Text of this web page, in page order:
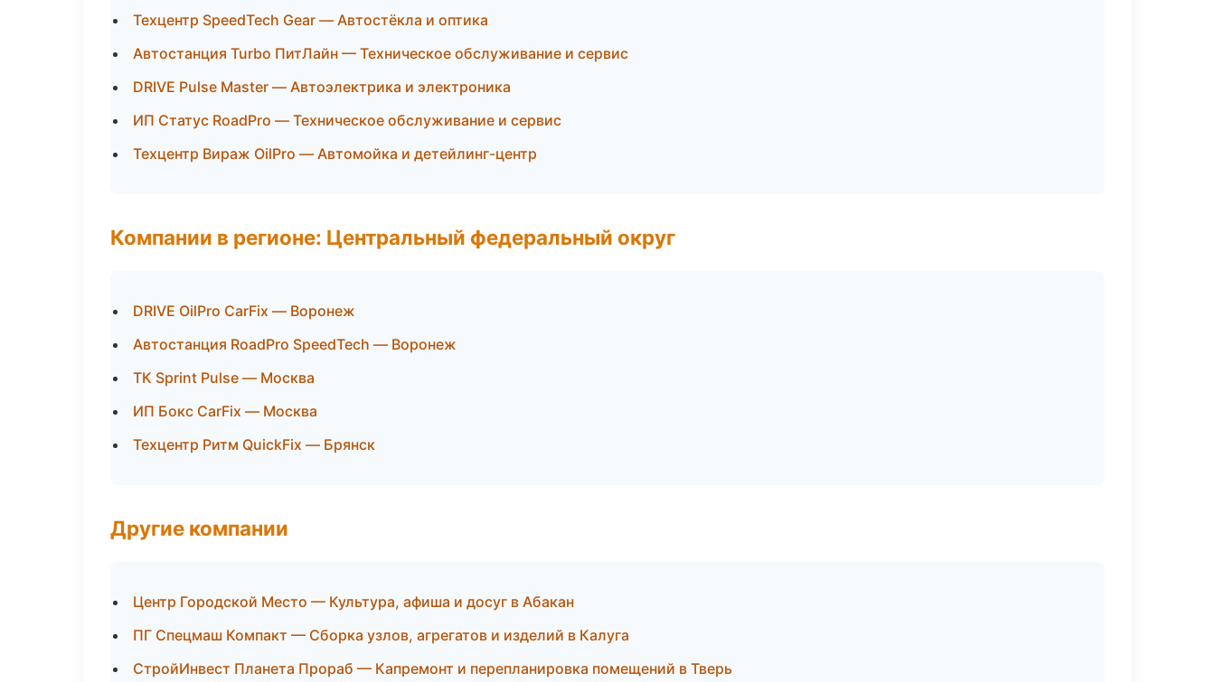
Техцентр SpeedTech Gear — Автостёкла и оптика
Автостанция Turbo ПитЛайн — Техническое обслуживание и сервис
DRIVE Pulse Master — Автоэлектрика и электроника
ИП Статус RoadPro — Техническое обслуживание и сервис
Техцентр Вираж OilPro — Автомойка и детейлинг-центр
Компании в регионе: Центральный федеральный округ
DRIVE OilPro CarFix — Воронеж
Автостанция RoadPro SpeedTech — Воронеж
ТК Sprint Pulse — Москва
ИП Бокс CarFix — Москва
Техцентр Ритм QuickFix — Брянск
Другие компании
Центр Городской Место — Культура, афиша и досуг в Абакан
ПГ Спецмаш Компакт — Сборка узлов, агрегатов и изделий в Калуга
СтройИнвест Планета Прораб — Капремонт и перепланировка помещений в Тверь